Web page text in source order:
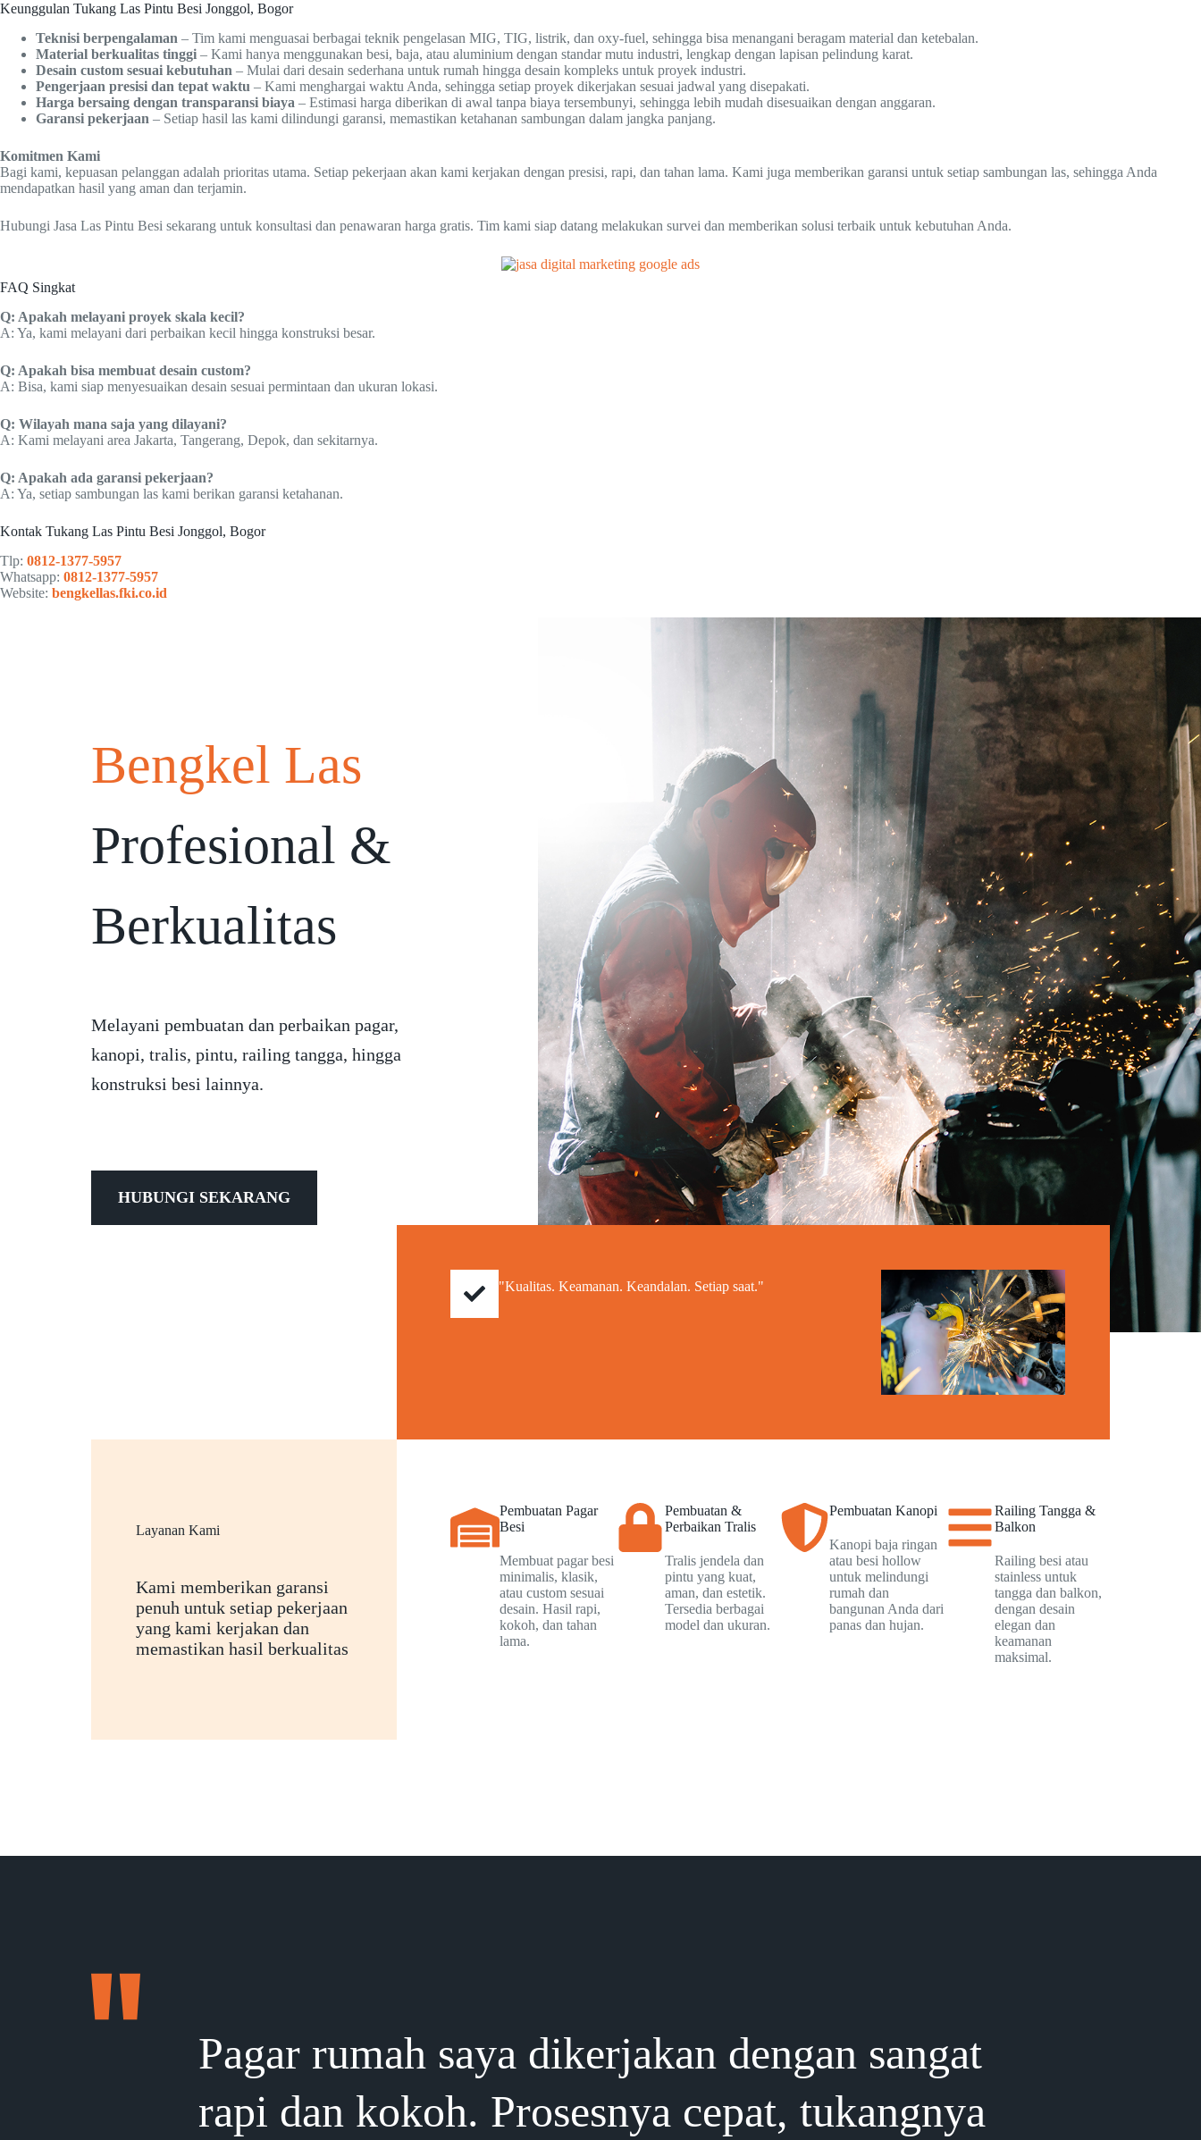
Keunggulan Tukang Las Pintu Besi Jonggol, Bogor
Teknisi berpengalaman – Tim kami menguasai berbagai teknik pengelasan MIG, TIG, listrik, dan oxy-fuel, sehingga bisa menangani beragam material dan ketebalan.
Material berkualitas tinggi – Kami hanya menggunakan besi, baja, atau aluminium dengan standar mutu industri, lengkap dengan lapisan pelindung karat.
Desain custom sesuai kebutuhan – Mulai dari desain sederhana untuk rumah hingga desain kompleks untuk proyek industri.
Pengerjaan presisi dan tepat waktu – Kami menghargai waktu Anda, sehingga setiap proyek dikerjakan sesuai jadwal yang disepakati.
Harga bersaing dengan transparansi biaya – Estimasi harga diberikan di awal tanpa biaya tersembunyi, sehingga lebih mudah disesuaikan dengan anggaran.
Garansi pekerjaan – Setiap hasil las kami dilindungi garansi, memastikan ketahanan sambungan dalam jangka panjang.
Komitmen Kami
Bagi kami, kepuasan pelanggan adalah prioritas utama. Setiap pekerjaan akan kami kerjakan dengan presisi, rapi, dan tahan lama. Kami juga memberikan garansi untuk setiap sambungan las, sehingga Anda
mendapatkan hasil yang aman dan terjamin.
Hubungi Jasa Las Pintu Besi sekarang untuk konsultasi dan penawaran harga gratis. Tim kami siap datang melakukan survei dan memberikan solusi terbaik untuk kebutuhan Anda.
FAQ Singkat
Q: Apakah melayani proyek skala kecil?
A: Ya, kami melayani dari perbaikan kecil hingga konstruksi besar.
Q: Apakah bisa membuat desain custom?
A: Bisa, kami siap menyesuaikan desain sesuai permintaan dan ukuran lokasi.
Q: Wilayah mana saja yang dilayani?
A: Kami melayani area Jakarta, Tangerang, Depok, dan sekitarnya.
Q: Apakah ada garansi pekerjaan?
A: Ya, setiap sambungan las kami berikan garansi ketahanan.
Kontak Tukang Las Pintu Besi Jonggol, Bogor
Tlp: 0812-1377-5957
Whatsapp: 0812-1377-5957
Website: bengkellas.fki.co.id
Bengkel Las
Profesional &
Berkualitas
Melayani pembuatan dan perbaikan pagar,
kanopi, tralis, pintu, railing tangga, hingga
konstruksi besi lainnya.
HUBUNGI SEKARANG
"Kualitas. Keamanan. Keandalan. Setiap saat."
Layanan Kami
Kami memberikan garansi
penuh untuk setiap pekerjaan
yang kami kerjakan dan
memastikan hasil berkualitas
Pembuatan Pagar
Besi
Membuat pagar besi
minimalis, klasik,
atau custom sesuai
desain. Hasil rapi,
kokoh, dan tahan
lama.
Pembuatan &
Perbaikan Tralis
Tralis jendela dan
pintu yang kuat,
aman, dan estetik.
Tersedia berbagai
model dan ukuran.
Pembuatan Kanopi
Kanopi baja ringan
atau besi hollow
untuk melindungi
rumah dan
bangunan Anda dari
panas dan hujan.
Railing Tangga &
Balkon
Railing besi atau
stainless untuk
tangga dan balkon,
dengan desain
elegan dan
keamanan
maksimal.
Pagar rumah saya dikerjakan dengan sangat
rapi dan kokoh. Prosesnya cepat, tukangnya